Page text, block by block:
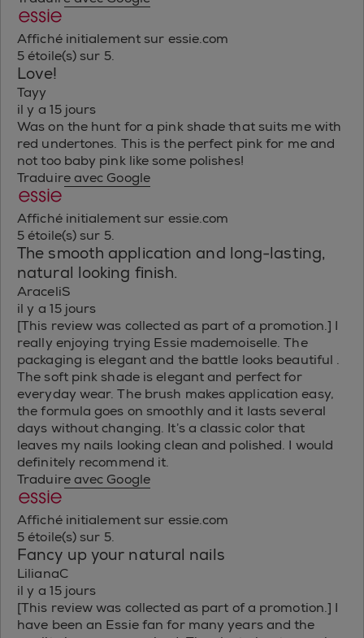
Affiché initialement sur essie.com
5 étoile(s) sur 5.
Love!
Tayy
il y a 15 jours
Was on the hunt for a pink shade that suits me with
red undertones. This is the perfect pink for me and
not too baby pink like some polishes!
Traduire avec Google
Affiché initialement sur essie.com
5 étoile(s) sur 5.
The smooth application and long-lasting,
natural looking finish.
AraceliS
il y a 15 jours
[This review was collected as part of a promotion.] I
really enjoying trying Essie mademoiselle. The
packaging is elegant and the battle looks beautiful .
The soft pink shade is elegant and perfect for
everyday wear. The brush makes application easy,
the formula goes on smoothly and it lasts several
days without changing. It’s a classic color that
leaves my nails looking clean and polished. I would
definitely recommend it.
Traduire avec Google
Affiché initialement sur essie.com
5 étoile(s) sur 5.
Fancy up your natural nails
LilianaC
il y a 15 jours
[This review was collected as part of a promotion.] I
have been an Essie fan for many years and the